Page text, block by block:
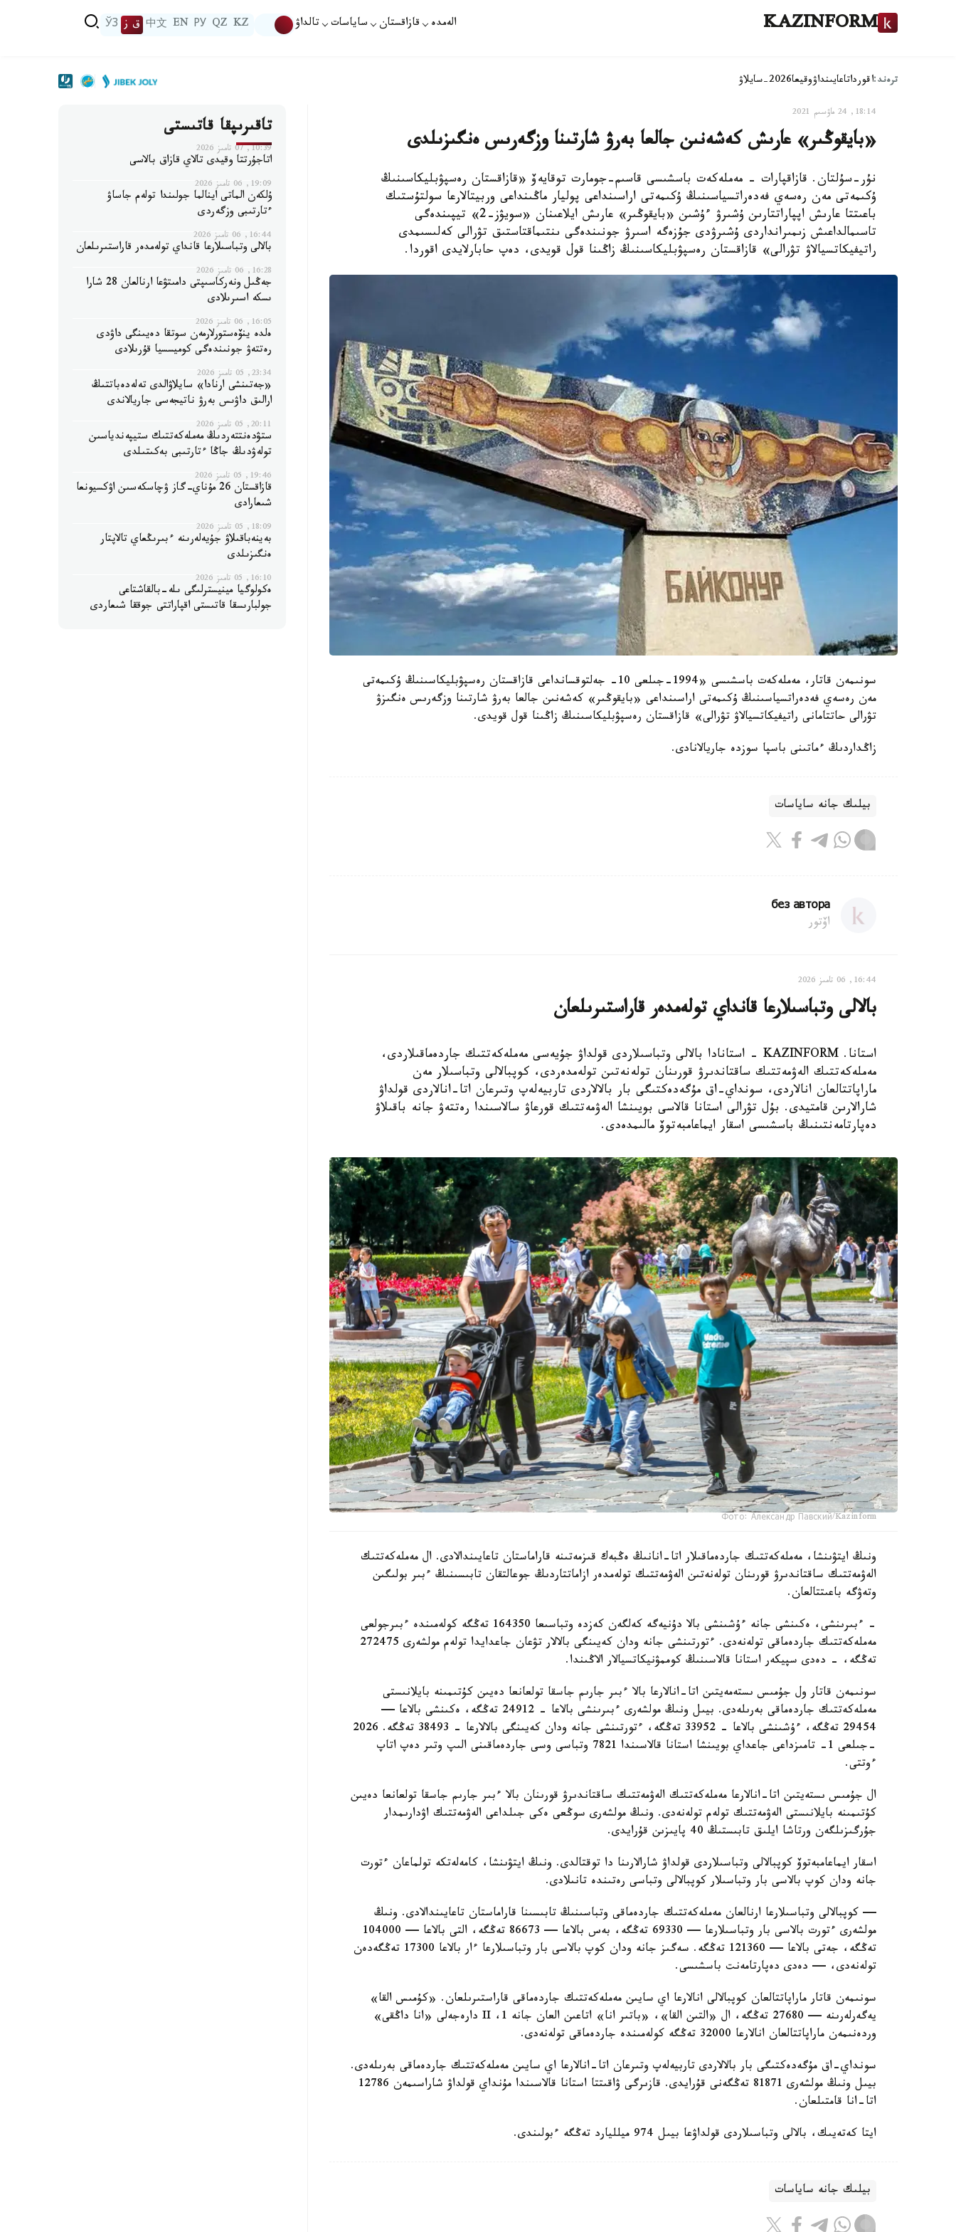
KAZINFORM الەمدە قازاقستان ساياسات تالداۋ KZ
QZ
РУ
EN
中文 ق ز ЎЗ
ترەند:اقورداتاعايىنداۋوقيعا2026-سايلاۋ
18:14, 24 ماۋسىم 2021
«بايقوڭىر» عارىش كەشەنىن جالعا بەرۋ شارتىنا وزگەرىس ەنگىزىلدى
نۇر-سۇلتان. قازاقپارات - مەملەكەت باسشىسى قاسىم-جومارت توقايەۆ «قازاقستان رەسپۋبليكاسىنىڭ
ۇكىمەتى مەن رەسەي فەدەراتسياسىنىڭ ۇكىمەتى اراسىنداعى پوليار ماڭىنداعى وربيتالارعا سولتۇستىك
باعىتتا عارىش اپپاراتتارىن ۇشىرۋ ءۇشىن «بايقوڭىر» عارىش ايلاعىنان «سويۋز-2» تيپىندەگى
تاسىمالداعىش زىمىرانداردى ۇشىرۋدى جۇزەگە اسىرۋ جونىندەگى ىنتىماقتاستىق تۋرالى كەلىسىمدى
راتيفيكاتسيالاۋ تۋرالى» قازاقستان رەسپۋبليكاسىنىڭ زاڭىنا قول قويدى، دەپ حابارلايدى اقوردا.
سونىمەن قاتار، مەملەكەت باسشىسى «1994-جىلعى 10- جەلتوقسانداعى قازاقستان رەسپۋبليكاسىنىڭ ۇكىمەتى
مەن رەسەي فەدەراتسياسىنىڭ ۇكىمەتى اراسىنداعى «بايقوڭىر» كەشەنىن جالعا بەرۋ شارتىنا وزگەرىس ەنگىزۋ
تۋرالى حاتتامانى راتيفيكاتسيالاۋ تۋرالى» قازاقستان رەسپۋبليكاسىنىڭ زاڭىنا قول قويدى.
زاڭداردىڭ ءماتىنى باسپا سوزدە جاريالانادى.
بيلىك جانە ساياسات
без автора
اۆتور
16:44, 06 تامىز 2026
بالالى وتباسىلارعا قانداي تولەمدەر قاراستىرىلعان
استانا. KAZINFORM - استانادا بالالى وتباسىلاردى قولداۋ جۇيەسى مەملەكەتتىك جاردەماقىلاردى،
مەملەكەتتىك الەۋمەتتىك ساقتاندىرۋ قورىنان تولەنەتىن تولەمدەردى، كوپبالالى وتباسىلار مەن
ماراپاتتالعان انالاردى، سونداي-اق مۇگەدەكتىگى بار بالالاردى تاربيەلەپ وتىرعان اتا-انالاردى قولداۋ
شارالارىن قامتيدى. بۇل تۋرالى استانا قالاسى بويىنشا الەۋمەتتىك قورعاۋ سالاسىندا رەتتەۋ جانە باقىلاۋ
دەپارتامەنتىنىڭ باسشىسى اسقار ايماعامبەتوۆ مالىمدەدى.
Фото: Александр Павский/Kazinform
ونىڭ ايتۋىنشا، مەملەكەتتىك جاردەماقىلار اتا-انانىڭ ەڭبەك قىزمەتىنە قاراماستان تاعايىندالادى. ال مەملەكەتتىك
الەۋمەتتىك ساقتاندىرۋ قورىنان تولەنەتىن الەۋمەتتىك تولەمدەر ازاماتتاردىڭ جوعالتقان تابىسىنىڭ ءبىر بولىگىن
وتەۋگە باعىتتالعان.
- ءبىرىنشى، ەكىنشى جانە ءۇشىنشى بالا دۇنيەگە كەلگەن كەزدە وتباسىعا 164350 تەڭگە كولەمىندە ءبىرجولعى
مەملەكەتتىك جاردەماقى تولەنەدى. ءتورتىنشى جانە ودان كەيىنگى بالالار تۋعان جاعدايدا تولەم مولشەرى 272475
تەڭگە، - دەدى سپيكەر استانا قالاسىنىڭ كوممۋنيكاتسيالار الاڭىندا.
سونىمەن قاتار ول جۇمىس ىستەمەيتىن اتا-انالارعا بالا ءبىر جارىم جاسقا تولعانعا دەيىن كۇتىمىنە بايلانىستى
مەملەكەتتىك جاردەماقى بەرىلەدى. بيىل ونىڭ مولشەرى ءبىرىنشى بالاعا - 24912 تەڭگە، ەكىنشى بالاعا —
29454 تەڭگە، ءۇشىنشى بالاعا - 33952 تەڭگە، ءتورتىنشى جانە ودان كەيىنگى بالالارعا - 38493 تەڭگە. 2026
-جىلعى 1- تامىزداعى جاعداي بويىنشا استانا قالاسىندا 7821 وتباسى وسى جاردەماقىنى الىپ وتىر دەپ اتاپ
ءوتتى.
ال جۇمىس ىستەيتىن اتا-انالارعا مەملەكەتتىك الەۋمەتتىك ساقتاندىرۋ قورىنان بالا ءبىر جارىم جاسقا تولعانعا دەيىن
كۇتىمىنە بايلانىستى الەۋمەتتىك تولەم تولەنەدى. ونىڭ مولشەرى سوڭعى ەكى جىلداعى الەۋمەتتىك اۋدارىمدار
جۇرگىزىلگەن ورتاشا ايلىق تابىستىڭ 40 پايىزىن قۇرايدى.
اسقار ايماعامبەتوۆ كوپبالالى وتباسىلاردى قولداۋ شارالارىنا دا توقتالدى. ونىڭ ايتۋىنشا، كامەلەتكە تولماعان ءتورت
جانە ودان كوپ بالاسى بار وتباسىلار كوپبالالى وتباسى رەتىندە تانىلادى.
— كوپبالالى وتباسىلارعا ارنالعان مەملەكەتتىك جاردەماقى وتباسىنىڭ تابىسىنا قاراماستان تاعايىندالادى. ونىڭ
مولشەرى ءتورت بالاسى بار وتباسىلارعا — 69330 تەڭگە، بەس بالاعا — 86673 تەڭگە، التى بالاعا — 104000
تەڭگە، جەتى بالاعا — 121360 تەڭگە. سەگىز جانە ودان كوپ بالاسى بار وتباسىلارعا ءار بالاعا 17300 تەڭگەدەن
تولەنەدى، — دەدى دەپارتامەنت باسشىسى.
سونىمەن قاتار ماراپاتتالعان كوپبالالى انالارعا اي سايىن مەملەكەتتىك جاردەماقى قاراستىرىلعان. «كۇمىس القا»
يەگەرلەرىنە — 27680 تەڭگە، ال «التىن القا»، «باتىر انا» اتاعىن العان جانە 1، II دارەجەلى «انا داڭقى»
وردەنىمەن ماراپاتتالعان انالارعا 32000 تەڭگە كولەمىندە جاردەماقى تولەنەدى.
سونداي-اق مۇگەدەكتىگى بار بالالاردى تاربيەلەپ وتىرعان اتا-انالارعا اي سايىن مەملەكەتتىك جاردەماقى بەرىلەدى.
بيىل ونىڭ مولشەرى 81871 تەڭگەنى قۇرايدى. قازىرگى ۋاقىتتا استانا قالاسىندا مۇنداي قولداۋ شاراسىمەن 12786
اتا-انا قامتىلعان.
ايتا كەتەيىك، بالالى وتباسىلاردى قولداۋعا بيىل 974 ميلليارد تەڭگە ءبولىندى.
بيلىك جانە ساياسات
تاقىرىپقا قاتىستى
10:39, 07 تامىز 2026
اتاجۇرتتا وقيدى تالاي قازاق بالاسى
19:09, 06 تامىز 2026
ۇلكەن الماتى اينالما جولىندا تولەم جاساۋ
ءتارتىبى وزگەردى
16:44, 06 تامىز 2026
بالالى وتباسىلارعا قانداي تولەمدەر قاراستىرىلعان
16:28, 06 تامىز 2026
جەڭىل ونەركاسىپتى دامىتۋعا ارنالعان 28 شارا
ىسكە اسىرىلادى
16:05, 06 تامىز 2026
ەلدە ينۆەستورلارمەن سوتقا دەيىنگى داۋدى
رەتتەۋ جونىندەگى كوميسسيا قۇرىلادى
23:34, 05 تامىز 2026
«جەتىنشى ارنادا» سايلاۋالدى تەلەدەباتتىڭ
ارالىق داۋىس بەرۋ ناتيجەسى جاريالاندى
20:11, 05 تامىز 2026
ستۋدەنتتەردىڭ مەملەكەتتىك ستيپەندياسىن
تولەۋدىڭ جاڭا ءتارتىبى بەكىتىلدى
19:46, 05 تامىز 2026
قازاقستان 26 مۇناي-گاز ۋچاسكەسىن اۋكسيونعا
شىعارادى
18:09, 05 تامىز 2026
بەينەباقىلاۋ جۇيەلەرىنە ءبىرىڭعاي تالاپتار
ەنگىزىلدى
16:10, 05 تامىز 2026
ەكولوگيا مينيسترلىگى ىلە-بالقاشتاعى
جولبارىسقا قاتىستى اقپاراتتى جوققا شىعاردى